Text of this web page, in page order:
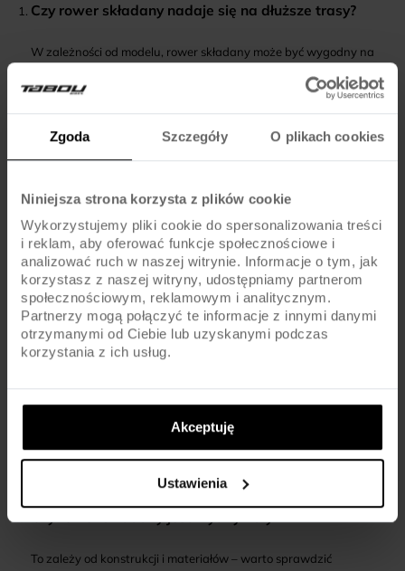
Zgoda Szczegóły O plikach cookies
Niniejsza strona korzysta z plików cookie
Wykorzystujemy pliki cookie do spersonalizowania treści
i reklam, aby oferować funkcje społecznościowe i
analizować ruch w naszej witrynie. Informacje o tym, jak
korzystasz z naszej witryny, udostępniamy partnerom
społecznościowym, reklamowym i analitycznym.
Partnerzy mogą połączyć te informacje z innymi danymi
otrzymanymi od Ciebie lub uzyskanymi podczas
korzystania z ich usług.
Akceptuję
Ustawienia
Czy rower składany nadaje się na dłuższe trasy?
W zależności od modelu, rower składany może być wygodny na
krótkich i średnich dystansach, ale na dłuższych trasach tradycyjny
rower zwykle zapewnia większy komfort.
Jak sprawdzić, czy rower składany zmieści się w
bagażniku?
Warto porównać wymiary po złożeniu podane przez producenta z
przestrzenią w bagażniku swojego samochodu.
Czy składanie roweru jest trudne?
Większość nowoczesnych rowerów składanych ma intuicyjne
mechanizmy, ale najlepiej przetestować składanie na żywo lub
obejrzeć instrukcję producenta.
Na co zwrócić uwagę przy wyborze roweru
składanego?
Kluczowe są wymiary po złożeniu, łatwość składania oraz komfort
To zależy od konstrukcji i materiałów – warto sprawdzić